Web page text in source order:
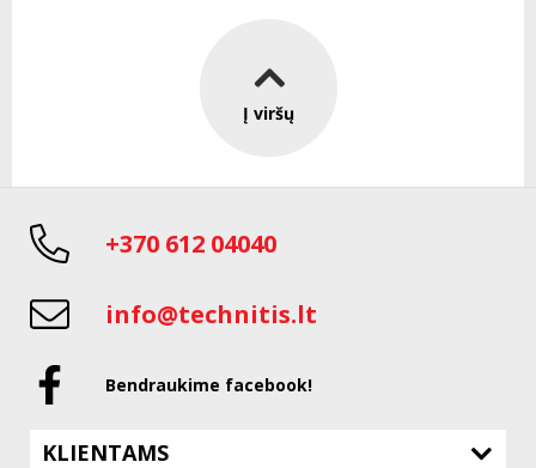
Į viršų
+370 612 04040
info@technitis.lt
Bendraukime facebook!
KLIENTAMS